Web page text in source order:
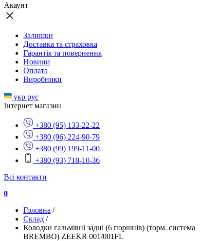
Акаунт
Залишки
Доставка та страховка
Гарантія та повернення
Новини
Оплата
Виробники
укр рус
Інтернет магазин
+380 (95) 133-22-22
+380 (96) 224-90-79
+380 (99) 199-11-00
+380 (93) 718-10-36
Всі контакти
0
Головна /
Склад /
Колодки гальмівні задні (6 поршнів) (торм. система
BREMBO) ZEEKR 001/001FL